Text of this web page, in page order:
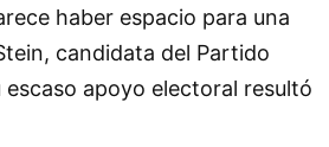
haber espacio para una
candidata del Partido
apoyo electoral resultó